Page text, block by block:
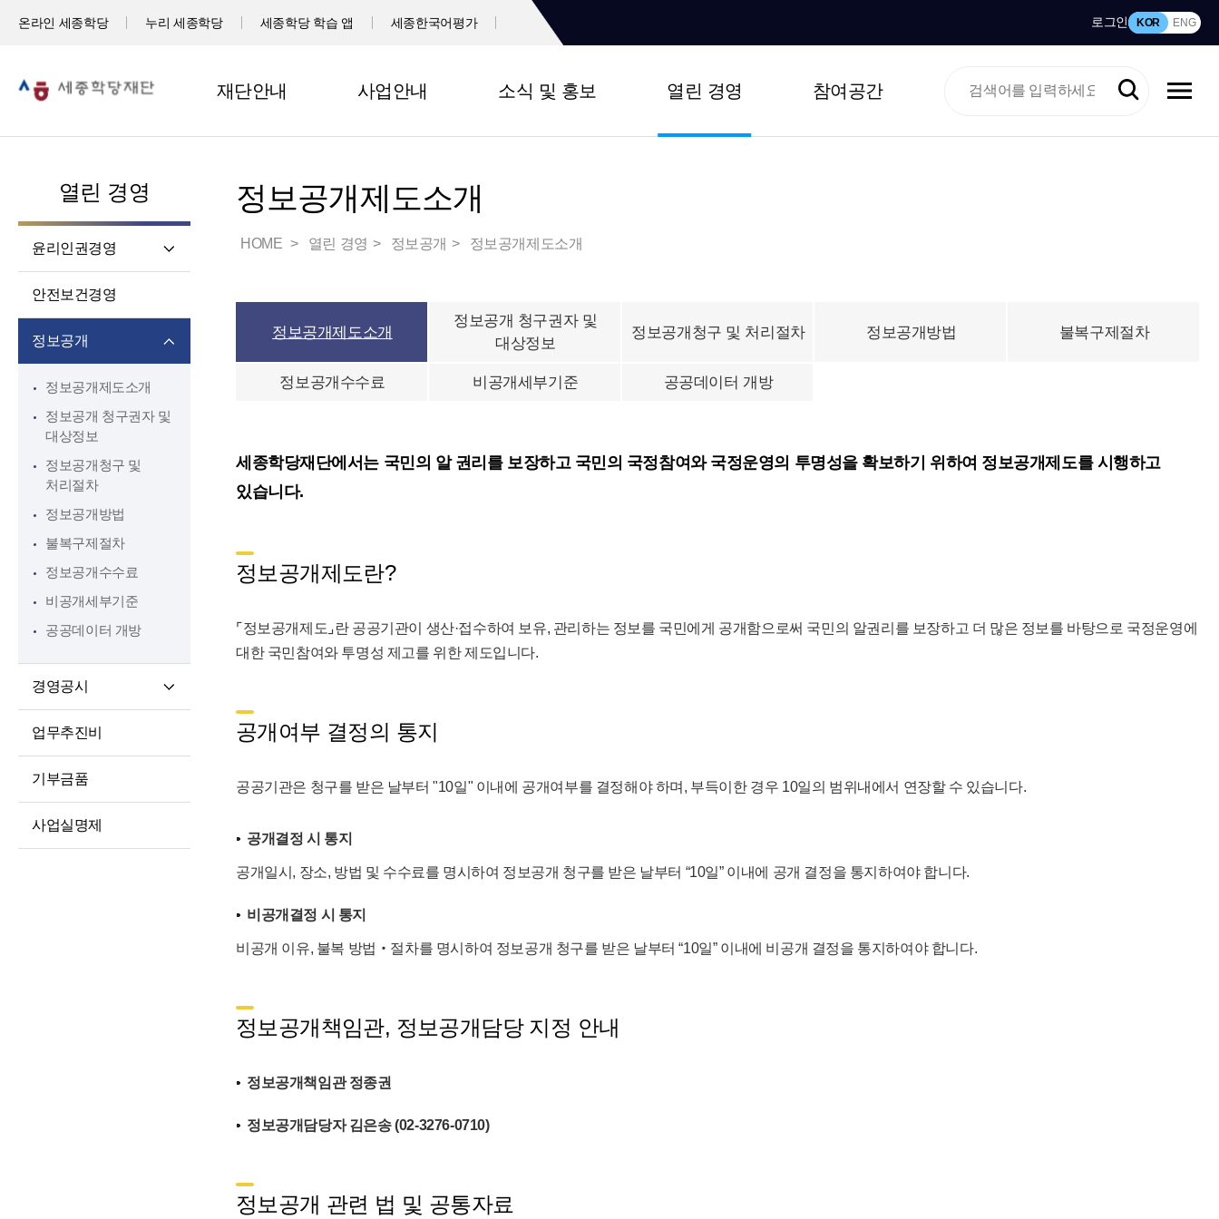
온라인 세종학당 누리 세종학당 세종학당 학습 앱 세종한국어평가 로그인 KOR ENG
재단안내 사업안내 소식 및 홍보 열린 경영 참여공간
열린 경영
윤리인권경영
고객서비스 헌장
윤리 자가 진단
재단 청렴 실천 결의문
인권경영
청렴포털부패신고
익명부패신고
안전보건경영
정보공개
정보공개제도소개
정보공개 청구권자 및
대상정보
정보공개청구 및
처리절차
정보공개방법
불복구제절차
정보공개수수료
비공개세부기준
공공데이터 개방
경영공시
징계처분 결과
소송 및 소송대리인
현황
업무추진비
기부금품
사업실명제
정보공개제도소개
HOME 열린 경영 정보공개 정보공개제도소개
정보공개제도소개
정보공개 청구권자 및
대상정보
정보공개청구 및 처리절차 정보공개방법 불복구제절차
정보공개수수료 비공개세부기준 공공데이터 개방
세종학당재단에서는 국민의 알 권리를 보장하고 국민의 국정참여와 국정운영의 투명성을 확보하기 위하여 정보공개제도를 시행하고
있습니다.
정보공개제도란?
⌜정보공개제도⌟란 공공기관이 생산·접수하여 보유, 관리하는 정보를 국민에게 공개함으로써 국민의 알권리를 보장하고 더 많은 정보를 바탕으로 국정운영에
대한 국민참여와 투명성 제고를 위한 제도입니다.
공개여부 결정의 통지
공공기관은 청구를 받은 날부터 "10일" 이내에 공개여부를 결정해야 하며, 부득이한 경우 10일의 범위내에서 연장할 수 있습니다.
공개결정 시 통지
공개일시, 장소, 방법 및 수수료를 명시하여 정보공개 청구를 받은 날부터 “10일” 이내에 공개 결정을 통지하여야 합니다.
비공개결정 시 통지
비공개 이유, 불복 방법‧절차를 명시하여 정보공개 청구를 받은 날부터 “10일” 이내에 비공개 결정을 통지하여야 합니다.
정보공개책임관, 정보공개담당 지정 안내
정보공개책임관 정종권
정보공개담당자 김은송 (02-3276-0710)
정보공개 관련 법 및 공통자료